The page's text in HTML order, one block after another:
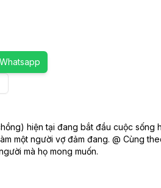
Whatsapp
hiện tại đang bắt đầu cuộc
một người vợ đảm đang. @ Cùng
mà họ mong muốn.